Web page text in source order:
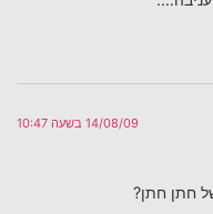
14/08/09 בשעה 10:47
חתן חתן?